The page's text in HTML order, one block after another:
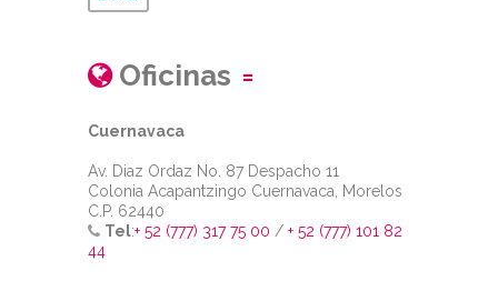
Oficinas
Cuernavaca
Av. Diaz Ordaz No. 87 Despacho 11
Colonia Acapantzingo Cuernavaca, Morelos
C.P. 62440
Tel:+ 52 (777) 317 75 00 / + 52 (777) 101 82
44